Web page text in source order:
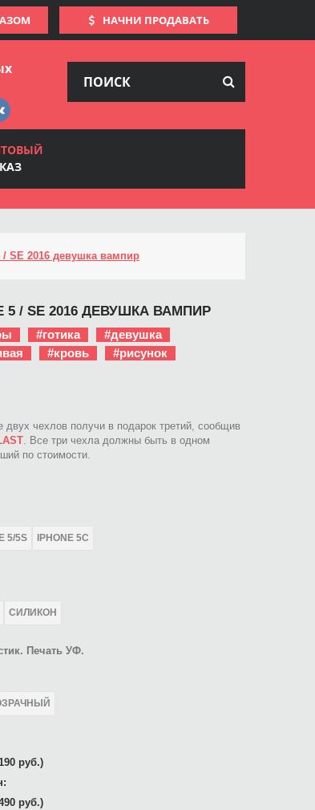
НАЧНИ ПРОДАВАТЬ
SE 2016 девушка вампир
5 / SE 2016 ДЕВУШКА ВАМПИР
#готика
#девушка
#кровь
#рисунок
двух чехлов получи в подарок третий, сообщив
. Все три чехла должны быть в одном
по стоимости.
5/5S IPHONE 5C
СИЛИКОН
Печать УФ.
руб.)
руб.)